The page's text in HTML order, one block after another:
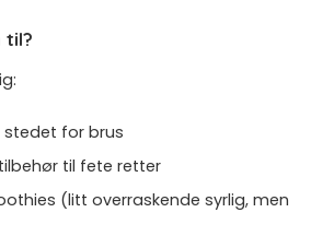
til?
stedet for brus
til fete retter
(litt overraskende syrlig, men